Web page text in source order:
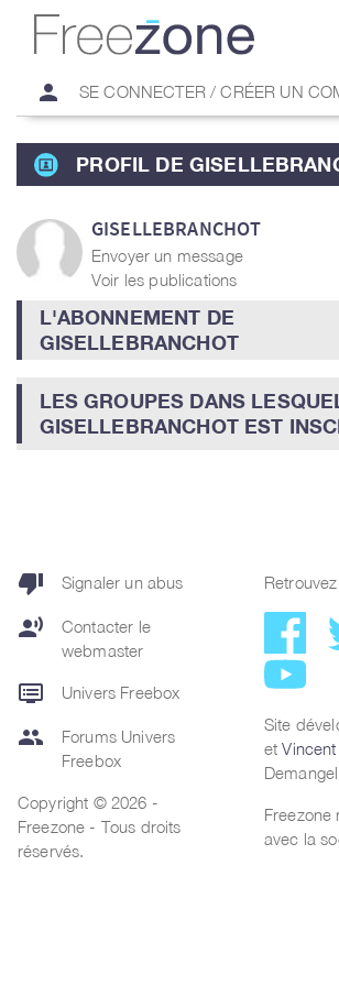
person SE CONNECTER / CRÉER UN
PROFIL DE
GISELLEBRANCHOT
Envoyer un message
Voir les publications
L'ABONNEMENT DE
GISELLEBRANCHOT
LES GROUPES DANS
GISELLEBRANCHOT EST
thumb_down Signaler un abus
record_voice_over
Contacter le
webmaster
dvr Univers Freebox
group
Forums Univers
Freebox
Copyright © 2026 -
Freezone - Tous droits
réservés.
Site
et
Demangel
Freezone
avec la